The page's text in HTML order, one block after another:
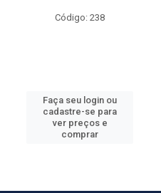
Código: 238
Faça seu login ou
cadastre-se para
ver preços e
comprar